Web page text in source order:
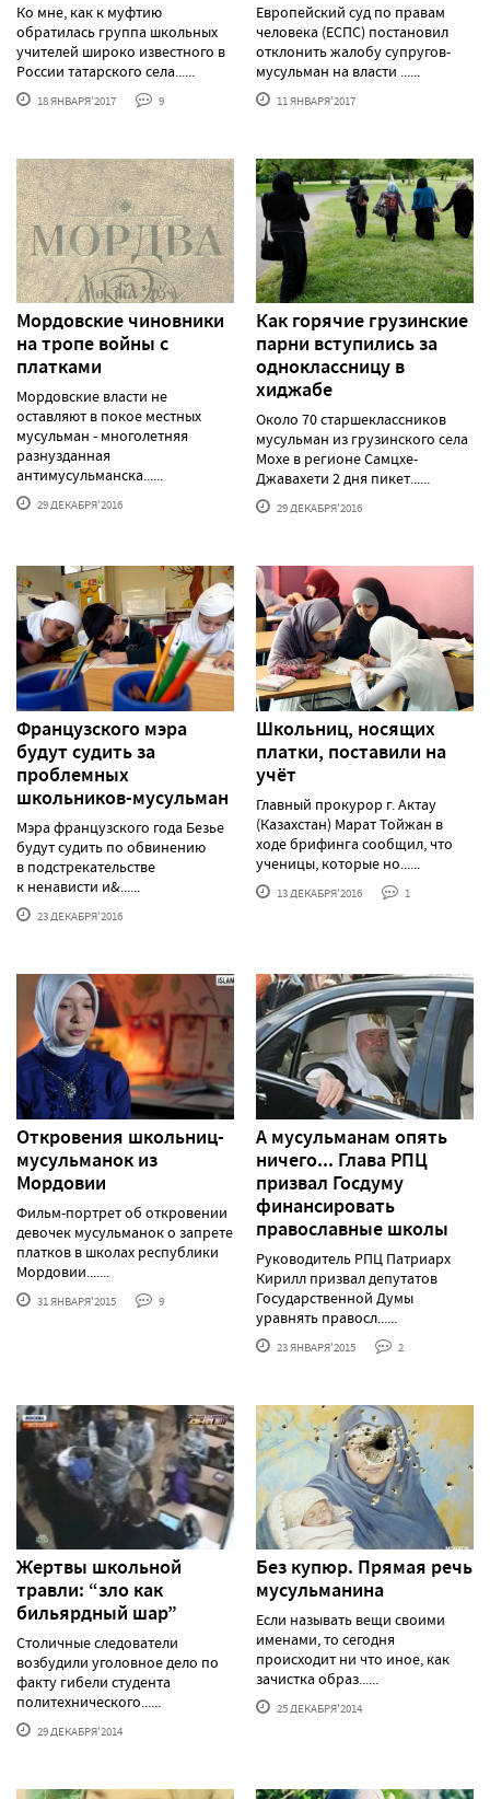
Ко мне, как к муфтию
обратилась группа школьных
учителей широко известного в
России татарского села......
18 ЯНВАРЯ'2017 9
Европейский суд по правам
человека (ЕСПС) постановил
отклонить жалобу супругов-
мусульман на власти ......
11 ЯНВАРЯ'2017
Мордовские чиновники
на тропе войны с
платками
Мордовские власти не
оставляют в покое местных
мусульман - многолетняя
разнузданная
антимусульманска......
29 ДЕКАБРЯ'2016
Как горячие грузинские
парни вступились за
одноклассницу в
хиджабе
Около 70 старшеклассников
мусульман из грузинского села
Мохе в регионе Самцхе-
Джавахети 2 дня пикет......
29 ДЕКАБРЯ'2016
Французского мэра
будут судить за
проблемных
школьников-мусульман
Мэра французского года Безье
будут судить по обвинению
в подстрекательстве
к ненависти и&......
23 ДЕКАБРЯ'2016
Школьниц, носящих
платки, поставили на
учёт
Главный прокурор г. Актау
(Казахстан) Марат Тойжан в
ходе брифинга сообщил, что
ученицы, которые но......
13 ДЕКАБРЯ'2016 1
Откровения школьниц-
мусульманок из
Мордовии
Фильм-портрет об откровении
девочек мусульманок о запрете
платков в школах республики
Мордовии.......
31 ЯНВАРЯ'2015 9
А мусульманам опять
ничего... Глава РПЦ
призвал Госдуму
финансировать
православные школы
Руководитель РПЦ Патриарх
Кирилл призвал депутатов
Государственной Думы
уравнять правосл......
23 ЯНВАРЯ'2015 2
Жертвы школьной
травли: “зло как
бильярдный шар”
Столичные следователи
возбудили уголовное дело по
факту гибели студента
политехнического......
29 ДЕКАБРЯ'2014
Без купюр. Прямая речь
мусульманина
Если называть вещи своими
именами, то сегодня
происходит ни что иное, как
зачистка образ......
25 ДЕКАБРЯ'2014